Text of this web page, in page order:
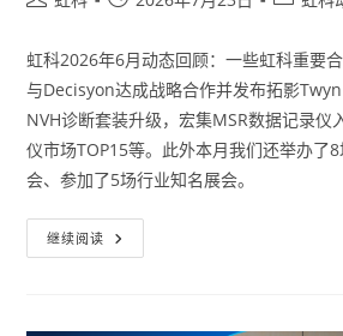
虹科2026年6月动态回顾：一些虹科重要
与Decisyon达成战略合作并发布拓影
NVH诊断套装升级，宏集MSR数据记录仪
仪市场TOP15等。此外本月我们还举办了
会、参加了5场行业知名展会。
继续阅读